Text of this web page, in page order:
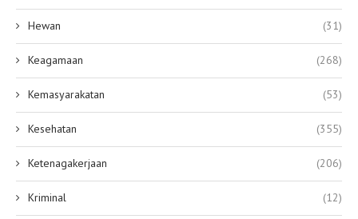
Hewan (31)
Keagamaan (268)
Kemasyarakatan (53)
Kesehatan (355)
Ketenagakerjaan (206)
Kriminal (12)